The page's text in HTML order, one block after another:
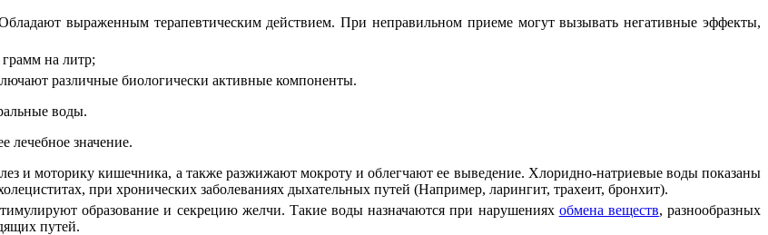
выраженным терапевтическим действием. При неправильном приеме могут вызывать негативные эффекты,
на литр;
различные биологически активные компоненты.
воды.
значение.
и моторику кишечника, а также разжижают мокроту и облегчают ее выведение. Хлоридно-натриевые воды показаны
при хронических заболеваниях дыхательных путей (Например, ларингит, трахеит, бронхит).
образование и секрецию желчи. Такие воды назначаются при нарушениях обмена веществ, разнообразных
путей.